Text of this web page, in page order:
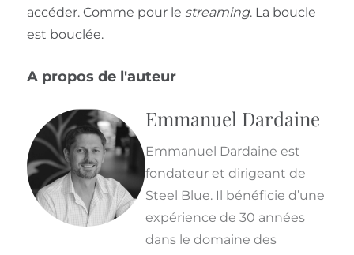
accéder. Comme pour le streaming. La boucle
est bouclée.
A propos de l'auteur
Emmanuel Dardaine
Emmanuel Dardaine est
fondateur et dirigeant de
Steel Blue. Il bénéficie d’une
expérience de 30 années
dans le domaine des